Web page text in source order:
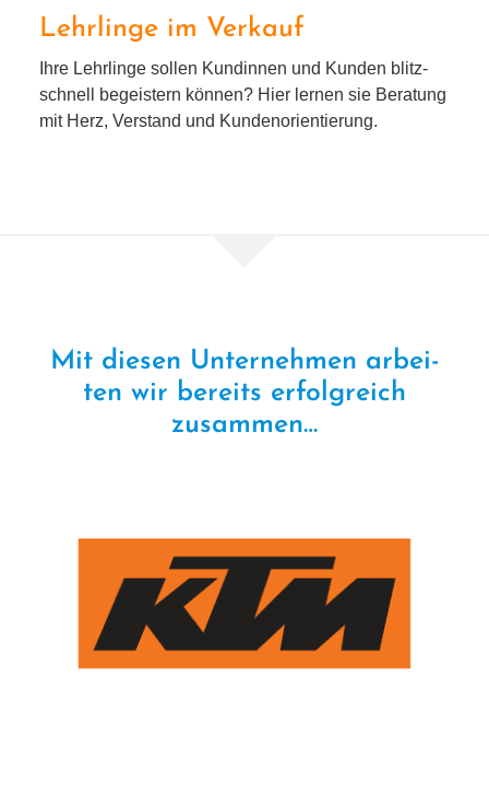
Lehrlinge im Verkauf
Ihre Lehrlinge sol­len Kundinnen und Kunden blitz­
schnell begeis­tern kön­nen? Hier ler­nen sie Beratung
mit Herz, Verstand und Kundenorientierung.
Mit die­sen Unternehmen arbei­
ten wir bereits erfolg­reich
zusammen…